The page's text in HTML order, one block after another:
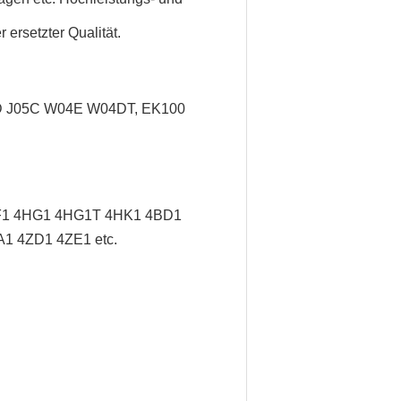
ersetzter Qualität.
W04E W04DT, EK100
4HG1 4HG1T 4HK1 4BD1
4ZD1 4ZE1 etc.